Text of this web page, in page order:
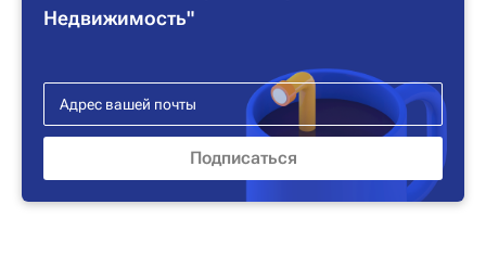
Недвижимость"